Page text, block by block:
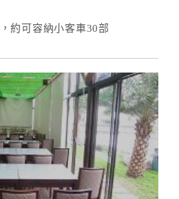
約可容納小客車30部